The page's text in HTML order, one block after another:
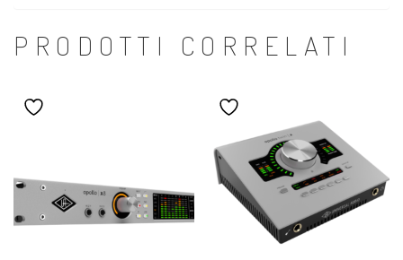
PRODOTTI CORRELATI